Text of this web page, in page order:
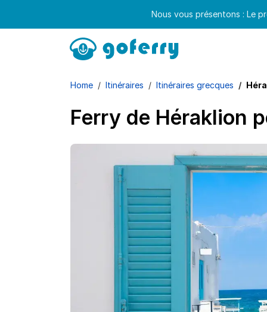
Nous vous présentons : Le
Home Itinéraires Itinéraires grecques
Ferry de Héraklion